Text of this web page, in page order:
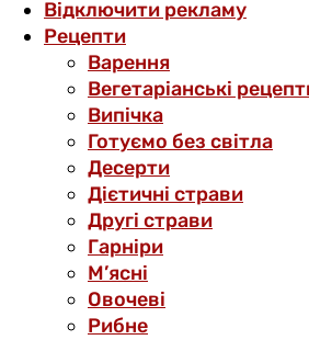
Відключити рекламу
Рецепти
Варення
Вегетаріанські
Випічка
Готуємо без світла
Десерти
Дієтичні страви
Другі страви
Гарніри
М’ясні
Овочеві
Рибне